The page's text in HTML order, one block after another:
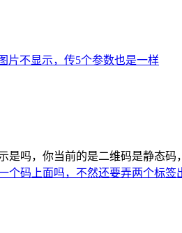
片不显示，传5个参数也是一样
是吗，你当前的是二维码是静态
个码上面吗，不然还要弄两个标